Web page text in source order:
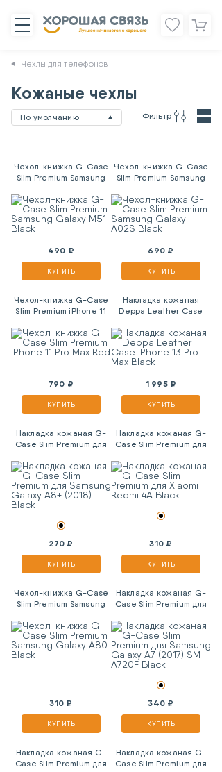
Чехлы для телефонов
Кожаные чехлы
По умолчанию Фильтр
Чехол-книжка G-Case
Slim Premium Samsung
490 ₽
КУПИТЬ
Чехол-книжка G-Case
Slim Premium Samsung
690 ₽
КУПИТЬ
Чехол-книжка G-Case
Slim Premium iPhone 11
790 ₽
КУПИТЬ
Накладка кожаная
Deppa Leather Case
1 995 ₽
КУПИТЬ
Накладка кожаная G-
Case Slim Premium для
(2018) Black
270 ₽
КУПИТЬ
Накладка кожаная G-
Case Slim Premium для
310 ₽
КУПИТЬ
Чехол-книжка G-Case
Slim Premium Samsung
310 ₽
КУПИТЬ
Накладка кожаная G-
Case Slim Premium для
(2017) SM-A720F Black
340 ₽
КУПИТЬ
Накладка кожаная G-
Case Slim Premium для
Накладка кожаная G-
Case Slim Premium для